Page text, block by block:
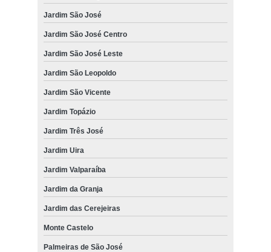
Leopoldo
Jardim São José
Jardim São José Centro
Jardim São José Leste
Jardim São Leopoldo
Jardim São Vicente
Jardim Topázio
Jardim Três José
Jardim Uira
Jardim Valparaíba
Jardim da Granja
Jardim das Cerejeiras
Monte Castelo
Palmeiras de São José